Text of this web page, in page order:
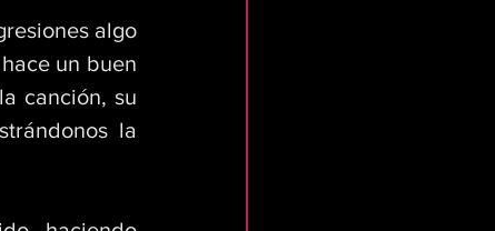
algo
un buen
canción, su
la